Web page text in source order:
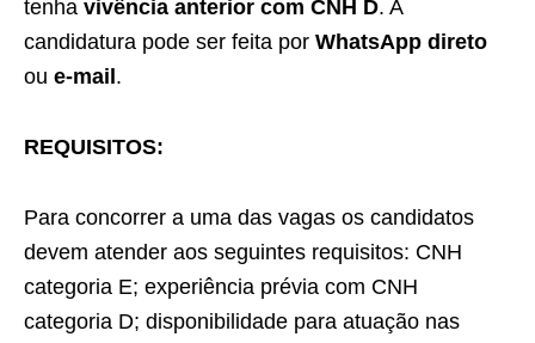
tenha vivência anterior com CNH D. A
candidatura pode ser feita por WhatsApp direto
ou e-mail .
REQUISITOS:
Para concorrer a uma das vagas os candidatos
devem atender aos seguintes requisitos: CNH
categoria E; experiência prévia com CNH
categoria D; disponibilidade para atuação nas